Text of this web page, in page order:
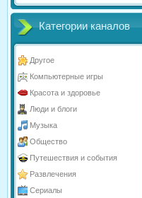
Категории каналов
Другое
Компьютерные игры
Красота и здоровье
Люди и блоги
Музыка
Общество
Путешествия и события
Развлечения
Сериалы